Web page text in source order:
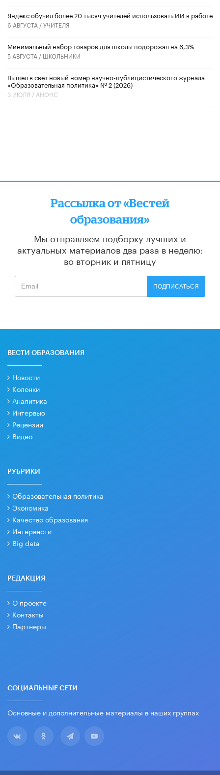
​Яндекс обучил более 20 тысяч учителей использовать ИИ в работе
6 АВГУСТА /УЧИТЕЛЯ
Минимальный набор товаров для школы подорожал на 6,3%
5 АВГУСТА / ШКОЛЬНИКИ
Вышел в свет новый номер научно-публицистического журнала
«Образовательная политика» № 2 (2026)
3 ИЮЛЯ / АНОНС
Рассылка от «Вестей
образования»
Мы отправляем подборку лучших и
актуальных материалов два раза в неделю:
во вторник и пятницу
ПОДПИСАТЬСЯ
ВЕСТИ ОБРАЗОВАНИЯ
Новости
Колонки
Аналитика
Интервью
Рецензии
Видео
РУБРИКИ
Образовательная политика
Экономика
Качество образования
Интервести
Big data
РЕДАКЦИЯ
О проекте
Контакты
Партнеры
СОЦИАЛЬНЫЕ СЕТИ
Основные и дополнительные материалы в наших группах